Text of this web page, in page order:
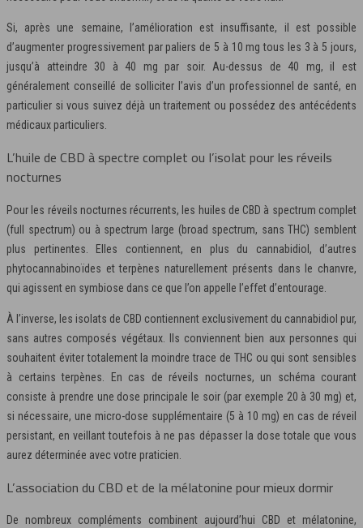
Si, après une semaine, l’amélioration est insuffisante, il est possible
d’augmenter progressivement par paliers de 5 à 10 mg tous les 3 à 5 jours,
jusqu’à atteindre 30 à 40 mg par soir. Au-dessus de 40 mg, il est
généralement conseillé de solliciter l’avis d’un professionnel de santé, en
particulier si vous suivez déjà un traitement ou possédez des antécédents
médicaux particuliers.
L’huile de CBD à spectre complet ou l’isolat pour les réveils
nocturnes
Pour les réveils nocturnes récurrents, les huiles de CBD à spectrum complet
(full spectrum) ou à spectrum large (broad spectrum, sans THC) semblent
plus pertinentes. Elles contiennent, en plus du cannabidiol, d’autres
phytocannabinoïdes et terpènes naturellement présents dans le chanvre,
qui agissent en symbiose dans ce que l’on appelle l’effet d’entourage.
À l’inverse, les isolats de CBD contiennent exclusivement du cannabidiol pur,
sans autres composés végétaux. Ils conviennent bien aux personnes qui
souhaitent éviter totalement la moindre trace de THC ou qui sont sensibles
à certains terpènes. En cas de réveils nocturnes, un schéma courant
consiste à prendre une dose principale le soir (par exemple 20 à 30 mg) et,
si nécessaire, une micro-dose supplémentaire (5 à 10 mg) en cas de réveil
persistant, en veillant toutefois à ne pas dépasser la dose totale que vous
aurez déterminée avec votre praticien.
L’association du CBD et de la mélatonine pour mieux dormir
De nombreux compléments combinent aujourd’hui CBD et mélatonine,